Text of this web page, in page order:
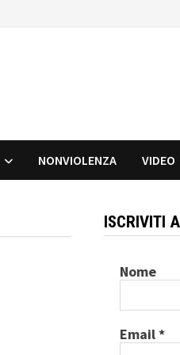
NONVIOLENZA VIDEO
ISCRIVITI
Nome
Email*